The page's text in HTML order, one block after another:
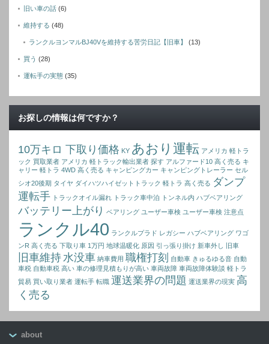
旧い車の話 (6)
維持する (48)
ランクルヨンマルBJ40Vを維持する苦労日記【旧車】 (13)
買う (28)
運転手の実態 (35)
お探しの情報は何ですか？
10万キロ 下取り価格 KY あおり運転 アメリカ 軽トラ
ック 買取業者 アメリカ 軽トラック輸出業者 探す アルファード10 高く売る キ
ャリー 軽トラ 4WD 高く売る キャンピングカー キャンピングトレーラー セル
シオ20後期 タイヤ ダイハツハイゼットトラック 軽トラ 高く売る ダンプ
運転手
トラックオイル漏れ トラック車中泊 トンネル内 ハブベアリング
バッテリー上がり ベアリング ユーザー車検 ユーザー車検 注意点
ランクル40 ランクルプラド レガシー ハブベアリング ワゴ
ンR 高く売る 下取り車 1万円 地球温暖化 原因 引っ張り掛け 新車外し 旧車
旧車維持水没車 納車費用 職権打刻 自動車 きゅるゆる音 自動
車税 自動車税 高い 車の修理見積もりが高い 車両故障 車両故障体験談 軽トラ
貿易 買い取り業者 運転手 転職 運送業界の問題 運送業界の現実 高
く売る
about